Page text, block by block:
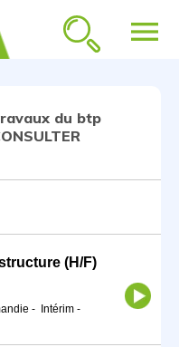
menu
du btp
(H/F)
- Intérim -